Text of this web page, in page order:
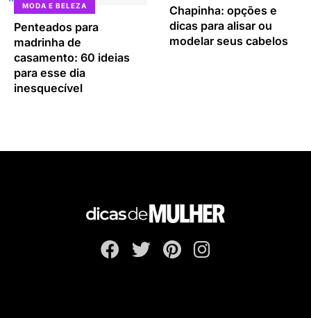
MODA E BELEZA
Penteados para
madrinha de
casamento: 60 ideias
para esse dia
inesquecível
Chapinha: opções e
dicas para alisar ou
modelar seus cabelos